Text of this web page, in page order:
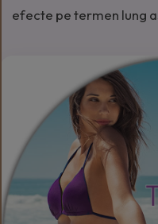
efecte pe termen lung